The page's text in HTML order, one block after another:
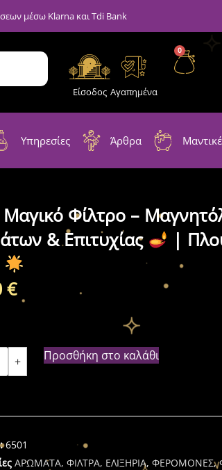
μέσω Klarna και Tdi Bank
Είσοδος Αγαπημένα
0
Υπηρεσίες Άρθρα
Μαγικό Φίλτρο –
& Επιτυχίας
|
€
+ Προσθήκη στο καλάθι
:6501
ΑΡΩΜΑΤΑ, ΦΙΛΤΡΑ, ΕΛΙΞΗΡΙΑ,ΦΕΡΟΜΟΝΕΣ,